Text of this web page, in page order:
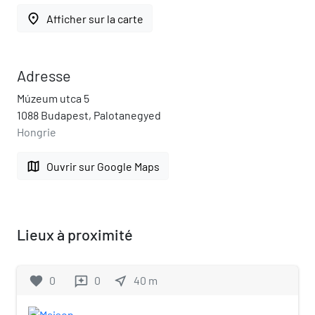
place Afficher sur la carte
Adresse
Múzeum utca 5
1088 Budapest, Palotanegyed
Hongrie
map Ouvrir sur Google Maps
Lieux à proximité
favorite 0 reviews 0 near_me 40 m